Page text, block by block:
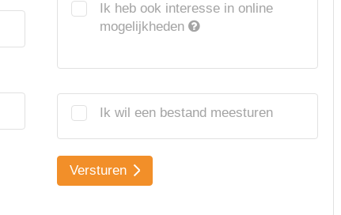
Ik heb ook interesse in online
mogelijkheden
Ik wil een bestand meesturen
Versturen